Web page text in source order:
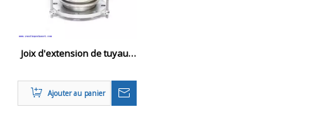
Joix d'extension de tuyaux
amortisseur DN32-DN2000
Ajouter au panier